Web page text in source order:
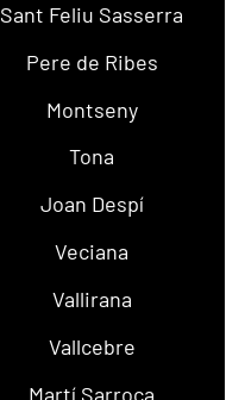
Sant Feliu Sasserra
Pere de Ribes
Montseny
Tona
Joan Despí
Veciana
Vallirana
Vallcebre
Martí Sarroca